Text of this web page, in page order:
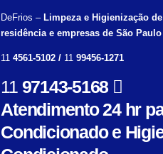
DeFrios – Limpeza e Higienização
residência e empresas de São Paulo
114561-5102 / 1199456-1271
11 97143-5168
Atendimento 24 hr
Condicionado e